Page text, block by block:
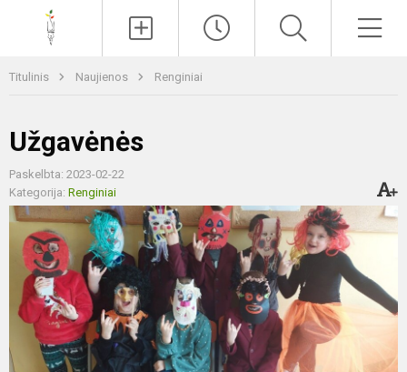
Titulinis Naujienos Renginiai
Užgavėnės
Paskelbta: 2023-02-22
Kategorija: Renginiai